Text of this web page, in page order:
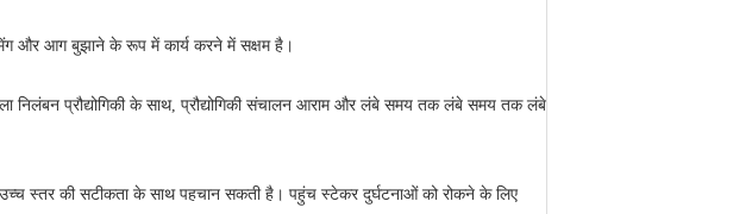
और आग बुझाने के रूप में कार्य करने में सक्षम है।
निलंबन प्रौद्योगिकी के साथ, प्रौद्योगिकी संचालन आराम और लंबे समय तक लंबे समय तक लंबे
स्तर की सटीकता के साथ पहचान सकती है। पहुंच स्टेकर दुर्घटनाओं को रोकने के लिए